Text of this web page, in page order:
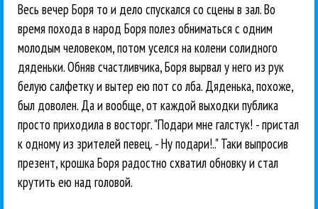
Весь вечер Боря то и дело спускался со сцены в зал. Во
время похода в народ Боря полез обниматься с одним
молодым человеком, потом уселся на колени солидного
дяденьки. Обняв счастливчика, Боря вырвал у него из рук
белую салфетку и вытер ею пот со лба. Дяденька, похоже,
был доволен. Да и вообще, от каждой выходки публика
просто приходила в восторг. "Подари мне галстук! - пристал
к одному из зрителей певец. - Ну подари!.." Таки выпросив
презент, крошка Боря радостно схватил обновку и стал
крутить ею над головой.